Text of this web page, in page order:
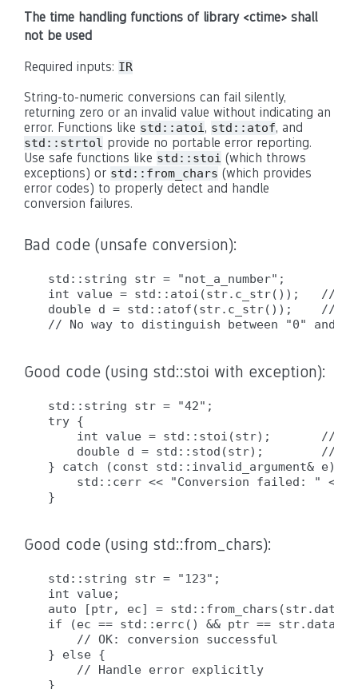
The time handling functions of library <ctime> shall
not be used
Required inputs: IR
String-to-numeric conversions can fail silently,
returning zero or an invalid value without indicating an
error. Functions like std::atoi, std::atof, and
std::strtol provide no portable error reporting.
Use safe functions like std::stoi (which throws
exceptions) or std::from_chars (which provides
error codes) to properly detect and handle
conversion failures.
Bad code (unsafe conversion):
std::string str = "not_a_number";
int value = std::atoi(str.c_str());   //
double d = std::atof(str.c_str());    //
Good code (using std::stoi with exception):
std::string str = "42";
try {
int value = std::stoi(str);       //
double d = std::stod(str);        //
} catch (const std::invalid_argument& e) {
std::cerr << "Conversion failed: " <<
Good code (using std::from_chars):
std::string str = "123";
int value;
auto [ptr, ec] =
if (ec == std::errc() && ptr ==
    // OK: conversion successful
} else {
    // Handle error explicitly